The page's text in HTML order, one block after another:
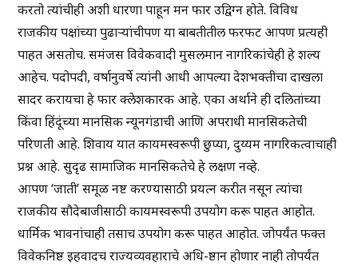
करतो त्यांचीही अशी धारणा पाहून मन फार उद्विग्न होते. विविध
राजकीय पक्षांच्या पुढाऱ्यांचीपण या बाबतीतील फरफट आपण प्रत्यही
पाहत असतोच. समंजस विवेकवादी मुसलमान नागरिकांचेही हे शल्य
आहेच. पदोपदी, वर्षानुवर्षे त्यांनी आधी आपल्या देशभक्तीचा दाखला
सादर करायचा हे फार क्लेशकारक आहे. एका अर्थाने ही दलितांच्या
किंवा हिंदूंच्या मानसिक न्यूनगंडाची आणि अपराधी मानसिकतेची
परिणती आहे. शिवाय यात कायमस्वरूपी छुप्या, दुय्यम नागरिकत्वाचाही
प्रश्न आहे. सुदृढ सामाजिक मानसिकतेचे हे लक्षण नव्हे.
आपण ‘जाती’ समूळ नष्ट करण्यासाठी प्रयत्न करीत नसून त्यांचा
राजकीय सौदेबाजीसाठी कायमस्वरूपी उपयोग करू पाहत आहोत.
धार्मिक भावनांचाही तसाच उपयोग करू पाहत आहोत. जोपर्यंत फक्त
विवेकनिष्ठ इहवादच राज्यव्यवहाराचे अधि-ष्ठान होणार नाही तोपर्यंत